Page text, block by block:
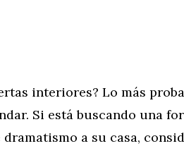
interiores? Lo más
Si está buscando una
a su casa,